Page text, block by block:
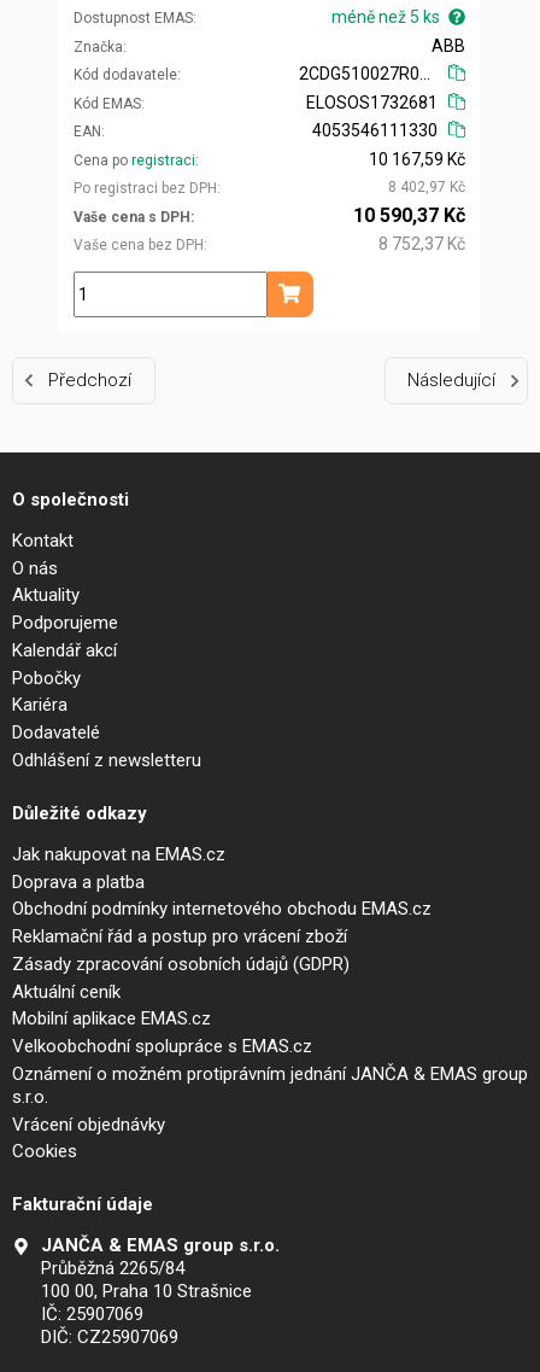
Dostupnost EMAS méně než 5 ks
Značka
Kód dodavatele
ABB
Kód EMAS
EAN
ELOSOS1732681
4053546111330
Cena po registraci
Po registraci bez DPH
10 167,59 Kč
8 402,97 Kč
Vaše cena s DPH
Vaše cena bez DPH
10 590,37 Kč
8 752,37 Kč
ks
Přidat do košíku
Předchozí Následující
O společnosti
Kontakt
O nás
Aktuality
Podporujeme
Kalendář akcí
Pobočky
Kariéra
Dodavatelé
Odhlášení z newsletteru
Důležité odkazy
Jak nakupovat na EMAS.cz
Doprava a platba
Obchodní podmínky internetového obchodu EMAS.cz
Reklamační řád a postup pro vrácení zboží
Zásady zpracování osobních údajů (GDPR)
Aktuální ceník
Mobilní aplikace EMAS.cz
Velkoobchodní spolupráce s EMAS.cz
Oznámení o možném protiprávním jednání JANČA & EMAS group
s.r.o.
Vrácení objednávky
Cookies
Fakturační údaje
JANČA & EMAS group s.r.o.
Průběžná 2265/84
100 00, Praha 10 Strašnice
IČ: 25907069
DIČ: CZ25907069